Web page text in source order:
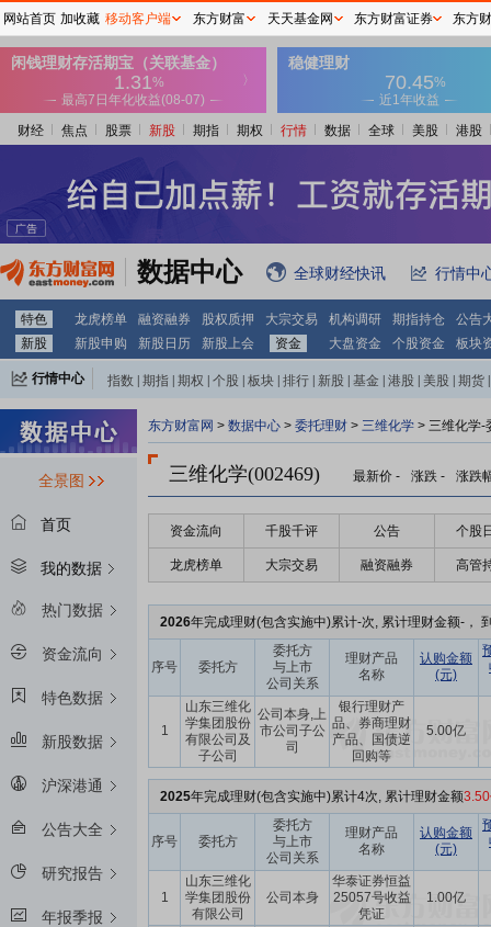
财经 焦点 股票 新股 期指 期权 行情 数据 全球 美股 港股
数据中心 全球财经快讯 行情中
特色 龙虎榜单 融资融券 股权质押 大宗交易 机构调研 期指持仓
公告
新股
新股申购 新股日历 新股上会 资金 大盘资金 个股资金 板块
行情中心 指数 期指 期权 个股 板块 排行 新股 基金 港股 美股 期货
全景图
首页
我的数据
热门数据
资金流向
特色数据
新股数据
沪深港通
公告大全
研究报告
年报季报
东方财富网 > 数据中心 > 委托理财 > 三维化学 > 三维化学-
三维化学(002469) 最新价 - 涨跌 - 涨跌
资金流向 千股千评 公告 个股
龙虎榜单 大宗交易 融资融券 高管
2026年完成理财(包含实施中)累计-次, 累计理财金额-，
序号 委托方
委托方
与上市
公司关系
理财产品
名称
认购金额
(元)
1
山东三维化
学集团股份
有限公司及
子公司
公司本身,上
市公司子公
司
银行理财产
品、券商理财
产品、国债逆
回购等
5.00亿
2025年完成理财(包含实施中)累计4次, 累计理财金额
序号 委托方
委托方
与上市
公司关系
理财产品
名称
认购金额
(元)
1
山东三维化
学集团股份
有限公司
公司本身
华泰证券恒益
25057号收益
凭证
1.00亿
网站首页 加收藏 移动客户端 东方财富 天天基金网 东方财富证券 东方